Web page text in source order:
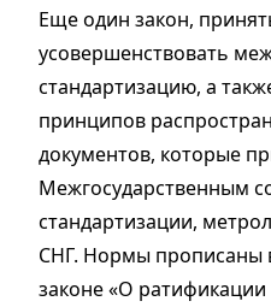
Еще один закон,
усовершенствовать
стандартизацию, а
принципов
документов, которые
Межгосударственным
стандартизации,
СНГ. Нормы прописаны
законе «О